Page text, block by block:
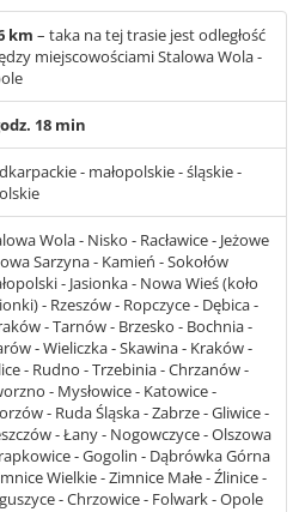
km – taka na tej trasie jest odległość
miejscowościami Stalowa Wola -
18 min
- małopolskie - śląskie -
Wola - Nisko - Racławice - Jeżowe
Sarzyna - Kamień - Sokołów
- Jasionka - Nowa Wieś (koło
- Rzeszów - Ropczyce - Dębica -
- Tarnów - Brzesko - Bochnia -
- Wieliczka - Skawina - Kraków -
- Rudno - Trzebinia - Chrzanów -
- Mysłowice - Katowice -
- Ruda Śląska - Zabrze - Gliwice -
- Łany - Nogowczyce - Olszowa
- Gogolin - Dąbrówka Górna
Wielkie - Zimnice Małe - Źlinice -
- Chrzowice - Folwark - Opole